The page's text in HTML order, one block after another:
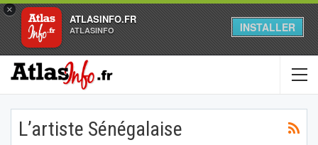
×
ATLASINFO.FR
ATLASINFO INSTALLER
L’artiste Sénégalaise